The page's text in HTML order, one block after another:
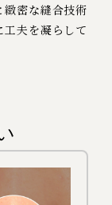
密な縫合技術
夫を凝らして